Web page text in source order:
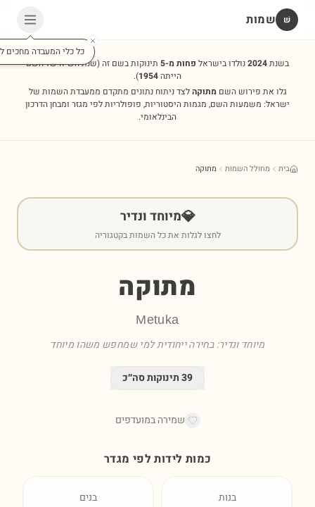
שׁ שמות
כל כלי המעבדה מחכים
בשנת2024נולדו בישראל פחות מ-5 תינוקות בשם זה(שנת השיא של השם
הייתה1954
).
גלו את פירוש השםמתוקהלצד ניתוח נתונים מתקדם ממעבדת השמות של
ישראל: משמעות השם, מגמות היסטוריות, פופולריות לפי מגזר ומבחן הדרכון
הבינלאומי.
בית מחולל השמות מתוקה
💎מיוחד ונדיר
לחצו לגלות את כל השמות בקטגוריה
מתוקה
Metuka
מיוחד ונדיר: בחירה ייחודית למי שמחפש משהו מיוחד
39תינוקות סה״כ
שמירה במועדפים
כמות לידות לפי מגדר
בנות בנים